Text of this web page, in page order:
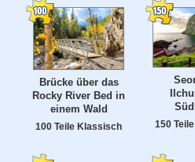
Brücke über das
Rocky River Bed in
einem Wald
100 Teile Klassisch 150